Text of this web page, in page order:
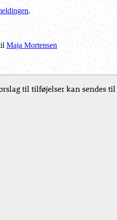
.
Maja Mortensen
til tilføjelser kan sendes til